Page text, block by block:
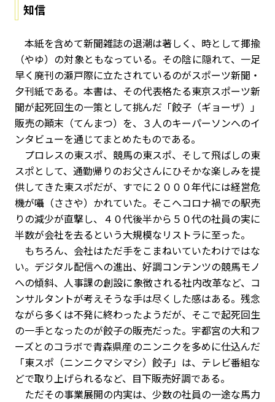
知信
本紙を含めて新聞雑誌の退潮は著しく、時として揶揄
（やゆ）の対象ともなっている。その陰に隠れて、一足
早く廃刊の瀬戸際に立たされているのがスポーツ新聞・
夕刊紙である。本書は、その代表格たる東京スポーツ新
聞が起死回生の一策として挑んだ「餃子（ギョーザ）」
販売の顚末（てんまつ）を、３人のキーパーソンへのイ
ンタビューを通じてまとめたものである。
プロレスの東スポ、競馬の東スポ、そして飛ばしの東
スポとして、通勤帰りのお父さんにひそかな楽しみを提
供してきた東スポだが、すでに２０００年代には経営危
機が囁（ささや）かれていた。そこへコロナ禍での駅売
りの減少が直撃し、４０代後半から５０代の社員の実に
半数が会社を去るという大規模なリストラに至った。
もちろん、会社はただ手をこまねいていたわけではな
い。デジタル配信への進出、好調コンテンツの競馬モノ
への傾斜、人事課の創設に象徴される社内改革など、コ
ンサルタントが考えそうな手は尽くした感はある。残念
ながら多くは不発に終わったようだが、そこで起死回生
の一手となったのが餃子の販売だった。宇都宮の大和フ
ーズとのコラボで青森県産のニンニクを多めに仕込んだ
「東スポ（ニンニクマシマシ）餃子」は、テレビ番組な
どで取り上げられるなど、目下販売好調である。
ただその事業展開の内実は、少数の社員の一途な馬力